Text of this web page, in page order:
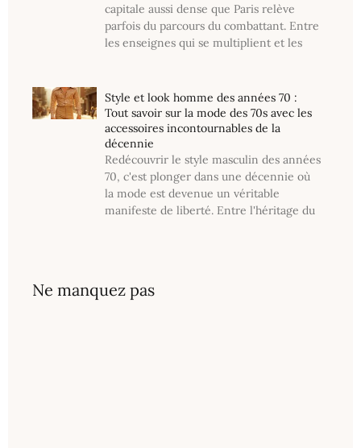
capitale aussi dense que Paris relève
parfois du parcours du combattant. Entre
les enseignes qui se multiplient et les
Style et look homme des années 70 :
Tout savoir sur la mode des 70s avec les
accessoires incontournables de la
décennie
Redécouvrir le style masculin des années
70, c'est plonger dans une décennie où
la mode est devenue un véritable
manifeste de liberté. Entre l'héritage du
Ne manquez pas